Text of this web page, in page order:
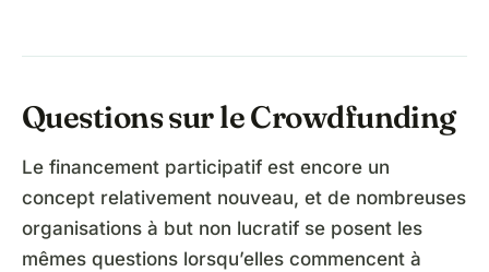
Questions sur le Crowdfunding
Le financement participatif est encore un
concept relativement nouveau, et de nombreuses
organisations à but non lucratif se posent les
mêmes questions lorsqu’elles commencent à